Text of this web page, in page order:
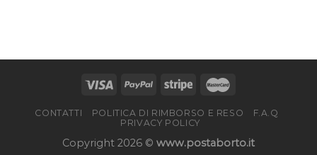
CONTATTI POLITICA DI RIMBORSO E RESO
F.A.Q
PRIVACY POLICY
Copyright 2026 © www.postaborto.it